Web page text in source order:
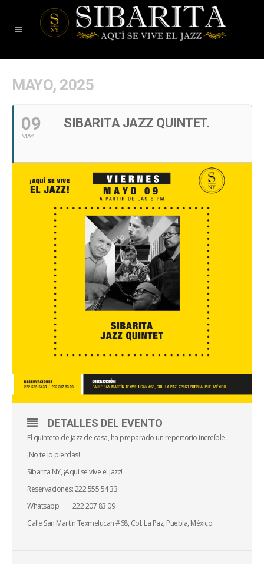
MAYO, 2025
09
MAY
SIBARITA JAZZ QUINTET.
DETALLES DEL EVENTO
El quinteto de jazz de casa, ha preparado un repertorio increíble.
¡No te lo pierdas!
Sibarita NY, ¡Aquí se vive el jazz!
Reservaciones: 222 555 54 33
Whatsapp: 222 207 83 09
Calle San Martín Texmelucan #68, Col. La Paz, Puebla, México.